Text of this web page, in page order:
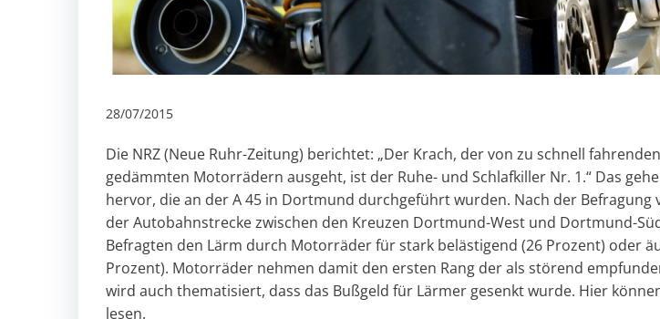
28/07/2015
Die NRZ (Neue Ruhr-Zeitung) berichtet: „Der Krach, der von zu schnell
gedämmten Motorrädern ausgeht, ist der Ruhe- und Schlafkiller Nr. 1.“ Das
hervor, die an der A 45 in Dortmund durchgeführt wurden. Nach der Befragung
der Autobahnstrecke zwischen den Kreuzen Dortmund-West und Dortmund-
Befragten den Lärm durch Motorräder für stark belästigend (26 Prozent) oder
Prozent). Motorräder nehmen damit den ersten Rang der als störend
wird auch thematisiert, dass das Bußgeld für Lärmer gesenkt wurde. Hier
lesen.